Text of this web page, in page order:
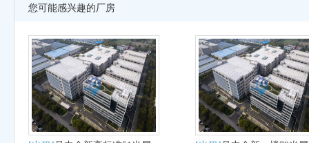
您可能感兴趣的厂房